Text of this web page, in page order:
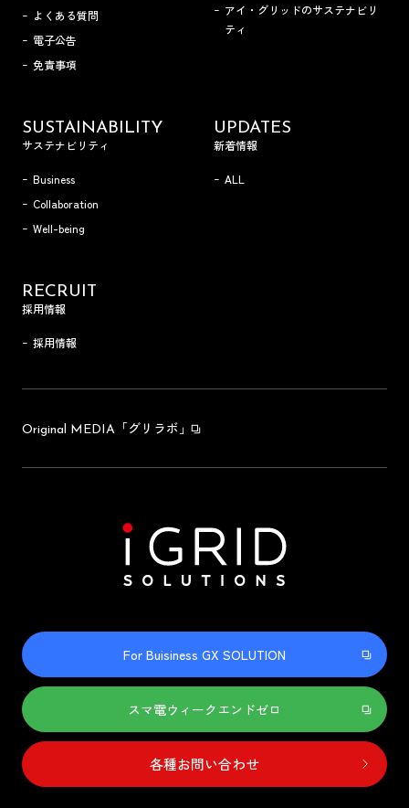
よくある質問
電子公告
免責事項
アイ・グリッドのサステナビリ
ティ
SUSTAINABILITY
サステナビリティ
Business
Collaboration
Well-being
UPDATES
新着情報
ALL
RECRUIT
採用情報
採用情報
Original MEDIA 「グリラボ」
For Buisiness GX SOLUTION
スマ電ウィークエンドゼロ
各種お問い合わせ